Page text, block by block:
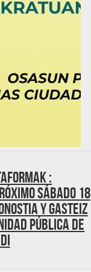
:
sábado 18
y Gasteiz
pública de